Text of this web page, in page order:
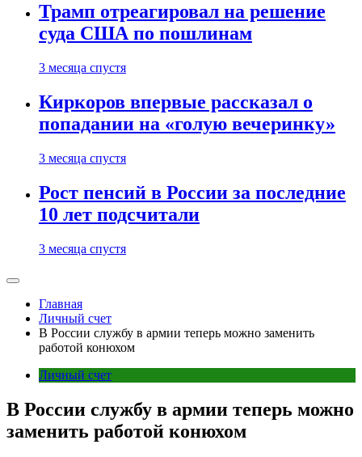
Трамп отреагировал на решение
суда США по пошлинам
3 месяца спустя
Киркоров впервые рассказал о
попадании на «голую вечеринку»
3 месяца спустя
Рост пенсий в России за последние
10 лет подсчитали
3 месяца спустя
Главная
Личный счет
В России службу в армии теперь можно заменить
работой конюхом
Личный счет
В России службу в армии теперь можно
заменить работой конюхом